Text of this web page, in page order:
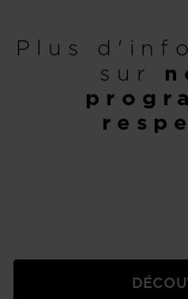
Plus
sur